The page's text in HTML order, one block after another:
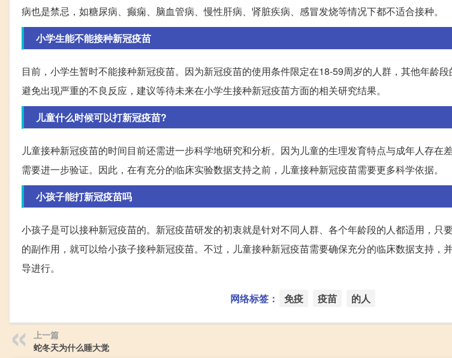
病也是禁忌，如糖尿病、癫痫、脑血管病、慢性肝病、肾脏疾病、感冒发烧等情况下都不适合接种。
小学生能不能接种新冠疫苗
目前，小学生暂时不能接种新冠疫苗。因为新冠疫苗的使用条件限定在18-59周岁的人群，其他年龄
避免出现严重的不良反应，建议等待未来在小学生接种新冠疫苗方面的相关研究结果。
儿童什么时候可以打新冠疫苗?
儿童接种新冠疫苗的时间目前还需进一步科学地研究和分析。因为儿童的生理发育特点与成年人存在
需要进一步验证。因此，在有充分的临床实验数据支持之前，儿童接种新冠疫苗需要更多科学依据。
小孩子能打新冠疫苗吗
小孩子是可以接种新冠疫苗的。新冠疫苗研发的初衷就是针对不同人群、各个年龄段的人都适用，只
的副作用，就可以给小孩子接种新冠疫苗。不过，儿童接种新冠疫苗需要确保充分的临床数据支持，
导进行。
网络标签： 免疫 疫苗 的人
上一篇
蛇冬天为什么睡大觉